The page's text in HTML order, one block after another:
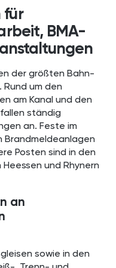
für
BMA-
der größten Bahn-
Rund um den
am Kanal und den
ständig
an. Feste im
Brandmeldeanlagen
Posten sind in den
und Rhynern
an
sowie in den